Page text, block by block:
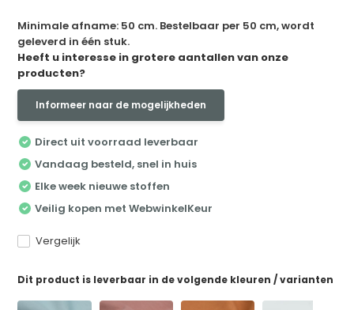
Minimale afname: 50 cm. Bestelbaar per 50 cm, wordt
geleverd in één stuk.
Heeft u interesse in grotere aantallen van onze
producten?
Informeer naar de mogelijkheden
Direct uit voorraad leverbaar
Vandaag besteld, snel in huis
Elke week nieuwe stoffen
Veilig kopen met WebwinkelKeur
Vergelijk
Dit product is leverbaar in de volgende kleuren / varianten